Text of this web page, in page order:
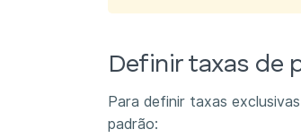
Definir taxas de
Para definir taxas
padrão: